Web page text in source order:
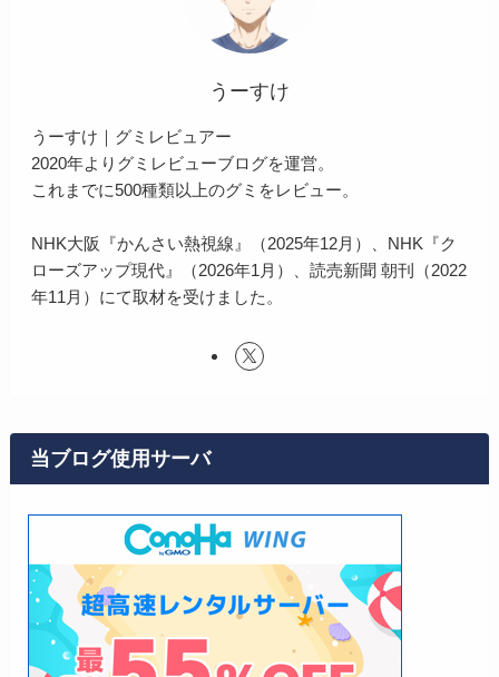
うーすけ
うーすけ｜グミレビュアー
2020年よりグミレビューブログを運営。
これまでに500種類以上のグミをレビュー。
NHK大阪『かんさい熱視線』（2025年12月）、NHK『ク
ローズアップ現代』（2026年1月）、読売新聞 朝刊（2022
年11月）にて取材を受けました。
当ブログ使用サーバ